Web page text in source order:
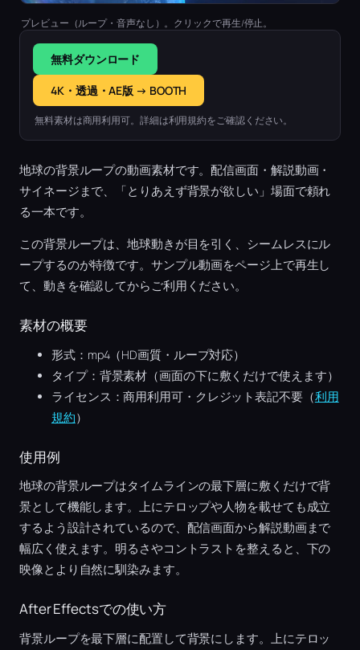
プレビュー（ループ・音声なし）。クリックで再生/停止。
無料ダウンロード
4K・透過・AE版 → BOOTH
無料素材は商用利用可。詳細は利用規約をご確認ください。
地球の背景ループの動画素材です。配信画面・解説動画・
サイネージまで、「とりあえず背景が欲しい」場面で頼れ
る一本です。
この背景ループは、地球動きが目を引く、シームレスにル
ープするのが特徴です。サンプル動画をページ上で再生し
て、動きを確認してからご利用ください。
素材の概要
形式：mp4（HD画質・ループ対応）
タイプ：背景素材（画面の下に敷くだけで使えます）
ライセンス：商用利用可・クレジット表記不要（利用
規約）
使用例
地球の背景ループはタイムラインの最下層に敷くだけで背
景として機能します。上にテロップや人物を載せても成立
するよう設計されているので、配信画面から解説動画まで
幅広く使えます。明るさやコントラストを整えると、下の
映像とより自然に馴染みます。
After Effectsでの使い方
背景ループを最下層に配置して背景にします。上にテロッ